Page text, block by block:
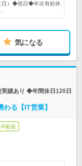
日）◆祝日◆年次有給休
気になる
績あり ◆年間休日120日
る【IT営業】
歓迎